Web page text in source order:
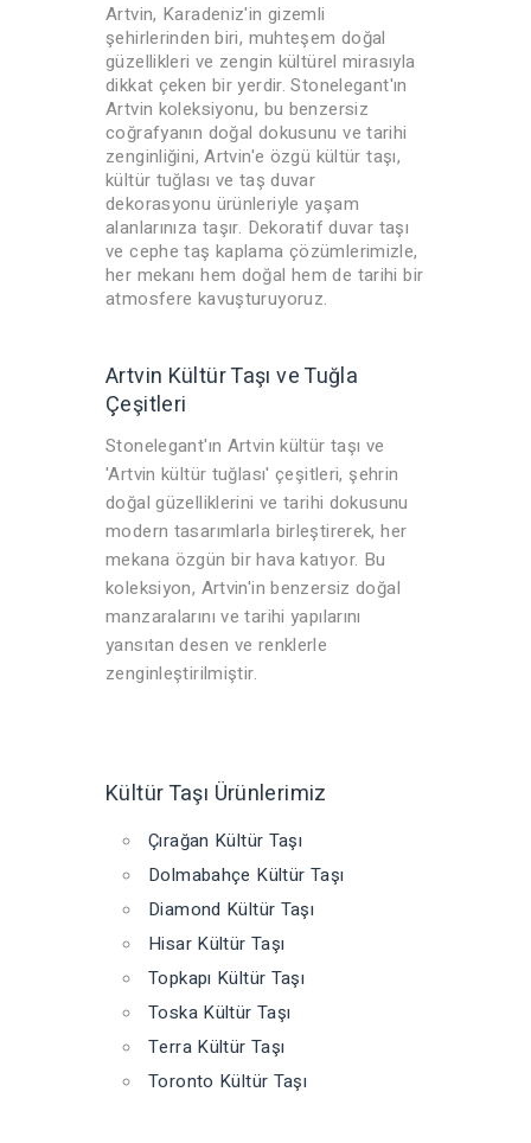
Artvin, Karadeniz'in gizemli
şehirlerinden biri, muhteşem doğal
güzellikleri ve zengin kültürel mirasıyla
dikkat çeken bir yerdir. Stonelegant'ın
Artvin koleksiyonu, bu benzersiz
coğrafyanın doğal dokusunu ve tarihi
zenginliğini, Artvin'e özgü kültür taşı,
kültür tuğlası ve taş duvar
dekorasyonu ürünleriyle yaşam
alanlarınıza taşır. Dekoratif duvar taşı
ve cephe taş kaplama çözümlerimizle,
her mekanı hem doğal hem de tarihi bir
atmosfere kavuşturuyoruz.
Artvin Kültür Taşı ve Tuğla
Çeşitleri
Stonelegant'ın Artvin kültür taşı ve
'Artvin kültür tuğlası' çeşitleri, şehrin
doğal güzelliklerini ve tarihi dokusunu
modern tasarımlarla birleştirerek, her
mekana özgün bir hava katıyor. Bu
koleksiyon, Artvin'in benzersiz doğal
manzaralarını ve tarihi yapılarını
yansıtan desen ve renklerle
zenginleştirilmiştir.
Kültür Taşı Ürünlerimiz
Çırağan Kültür Taşı
Dolmabahçe Kültür Taşı
Diamond Kültür Taşı
Hisar Kültür Taşı
Topkapı Kültür Taşı
Toska Kültür Taşı
Terra Kültür Taşı
Toronto Kültür Taşı